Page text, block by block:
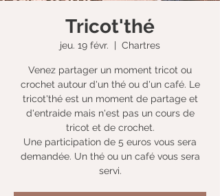
Tricot'thé
jeu. 19 févr.
  |
Chartres
Venez partager un moment tricot ou
crochet autour d'un thé ou d'un café. Le
tricot'thé est un moment de partage et
d'entraide mais n'est pas un cours de
tricot et de crochet.
Une participation de 5 euros vous sera
demandée. Un thé ou un café vous sera
servi.